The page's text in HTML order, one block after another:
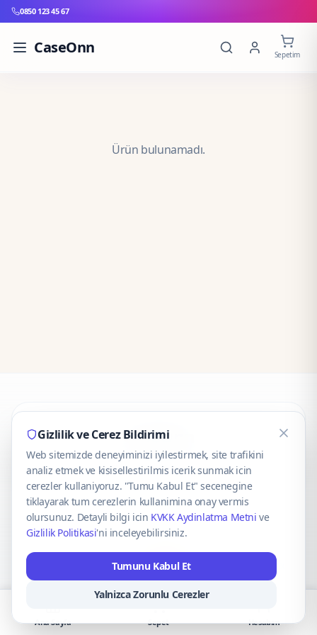
0850 123 45 67
CaseOnn Sepetim
Ürün bulunamadı.
CaseOnn
© 2025 CaseOnn. Tüm hakları saklıdır.
VISA Mastercard
Gizlilik ve Cerez Bildirimi
Web sitemizde deneyiminizi iyilestirmek, site trafikini
analiz etmek ve kisisellestirilmis icerik sunmak icin
cerezler kullaniyoruz. "Tumu Kabul Et" secenegine
tiklayarak tum cerezlerin kullanimina onay vermis
olursunuz. Detayli bilgi icin KVKK Aydinlatma Metni ve
Gizlilik Politikasi'ni inceleyebilirsiniz.
Tumunu Kabul Et
Yalnizca Zorunlu Cerezler
Ana Sayfa Sepet Hesabım